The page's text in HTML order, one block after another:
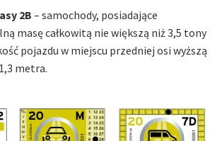
2B – samochody, posiadające
masę całkowitą nie większą niż 3,5 tony
pojazdu w miejscu przedniej osi wyższą
metra.